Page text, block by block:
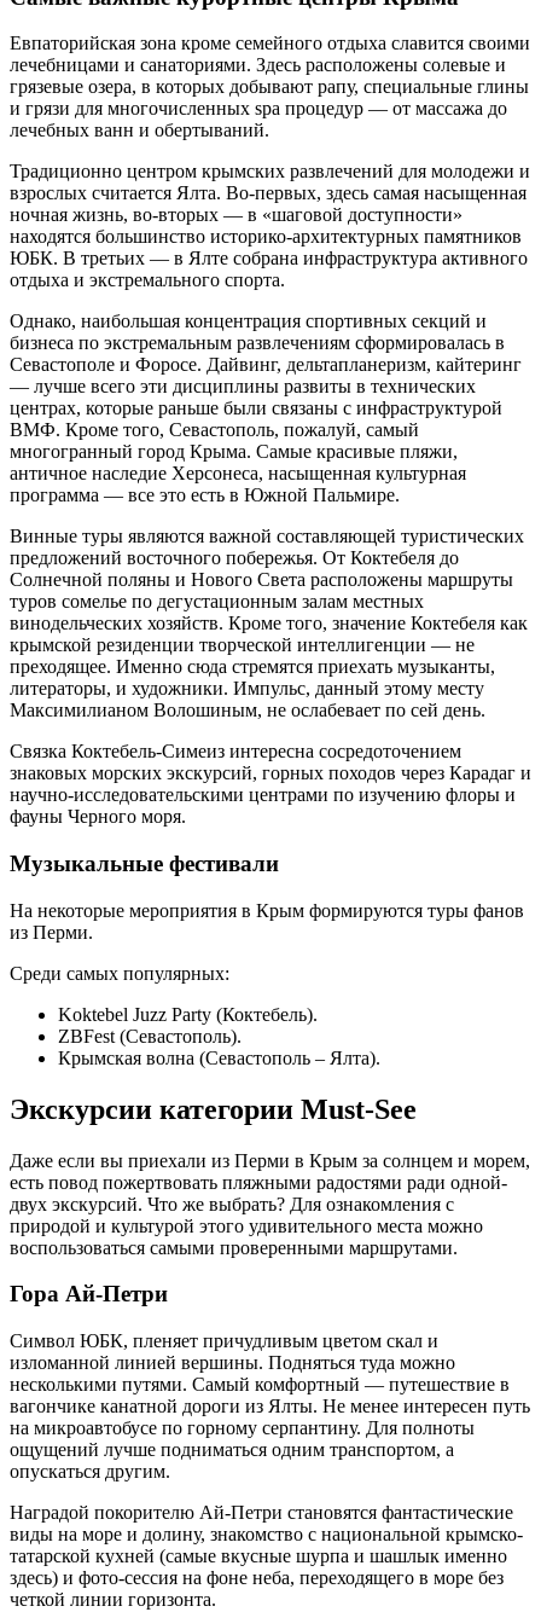
Евпаторийская зона кроме семейного отдыха славится своими
лечебницами и санаториями. Здесь расположены солевые и
грязевые озера, в которых добывают рапу, специальные глины
и грязи для многочисленных spa процедур — от массажа до
лечебных ванн и обертываний.
Традиционно центром крымских развлечений для молодежи и
взрослых считается Ялта. Во-первых, здесь самая насыщенная
ночная жизнь, во-вторых — в «шаговой доступности»
находятся большинство историко-архитектурных памятников
ЮБК. В третьих — в Ялте собрана инфраструктура активного
отдыха и экстремального спорта.
Однако, наибольшая концентрация спортивных секций и
бизнеса по экстремальным развлечениям сформировалась в
Севастополе и Форосе. Дайвинг, дельтапланеризм, кайтеринг
— лучше всего эти дисциплины развиты в технических
центрах, которые раньше были связаны с инфраструктурой
ВМФ. Кроме того, Севастополь, пожалуй, самый
многогранный город Крыма. Самые красивые пляжи,
античное наследие Херсонеса, насыщенная культурная
программа — все это есть в Южной Пальмире.
Винные туры являются важной составляющей туристических
предложений восточного побережья. От Коктебеля до
Солнечной поляны и Нового Света расположены маршруты
туров сомелье по дегустационным залам местных
винодельческих хозяйств. Кроме того, значение Коктебеля как
крымской резиденции творческой интеллигенции — не
преходящее. Именно сюда стремятся приехать музыканты,
литераторы, и художники. Импульс, данный этому месту
Максимилианом Волошиным, не ослабевает по сей день.
Связка Коктебель-Симеиз интересна сосредоточением
знаковых морских экскурсий, горных походов через Карадаг и
научно-исследовательскими центрами по изучению флоры и
фауны Черного моря.
Музыкальные фестивали
На некоторые мероприятия в Крым формируются туры фанов
из Перми.
Среди самых популярных:
Koktebel Juzz Party (Коктебель).
ZBFest (Севастополь).
Крымская волна (Севастополь – Ялта).
Экскурсии категории Must-See
Даже если вы приехали из Перми в Крым за солнцем и морем,
есть повод пожертвовать пляжными радостями ради одной-
двух экскурсий. Что же выбрать? Для ознакомления с
природой и культурой этого удивительного места можно
воспользоваться самыми проверенными маршрутами.
Гора Ай-Петри
Символ ЮБК, пленяет причудливым цветом скал и
изломанной линией вершины. Подняться туда можно
несколькими путями. Самый комфортный — путешествие в
вагончике канатной дороги из Ялты. Не менее интересен путь
на микроавтобусе по горному серпантину. Для полноты
ощущений лучше подниматься одним транспортом, а
опускаться другим.
Наградой покорителю Ай-Петри становятся фантастические
виды на море и долину, знакомство с национальной крымско-
татарской кухней (самые вкусные шурпа и шашлык именно
здесь) и фото-сессия на фоне неба, переходящего в море без
четкой линии горизонта.